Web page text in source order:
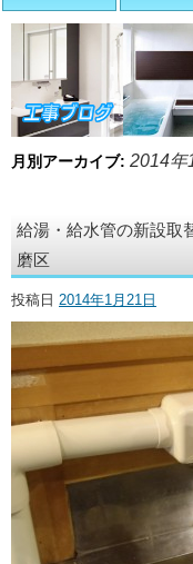
・トイレが漏れたら
・水道管が漏れたら
・排水が詰まったら
・ここに水栓がほしい
・水廻りメンテナンス
月別アーカイブ: 2014年
給湯・給水管の新設
磨区
投稿日 2014年1月21日